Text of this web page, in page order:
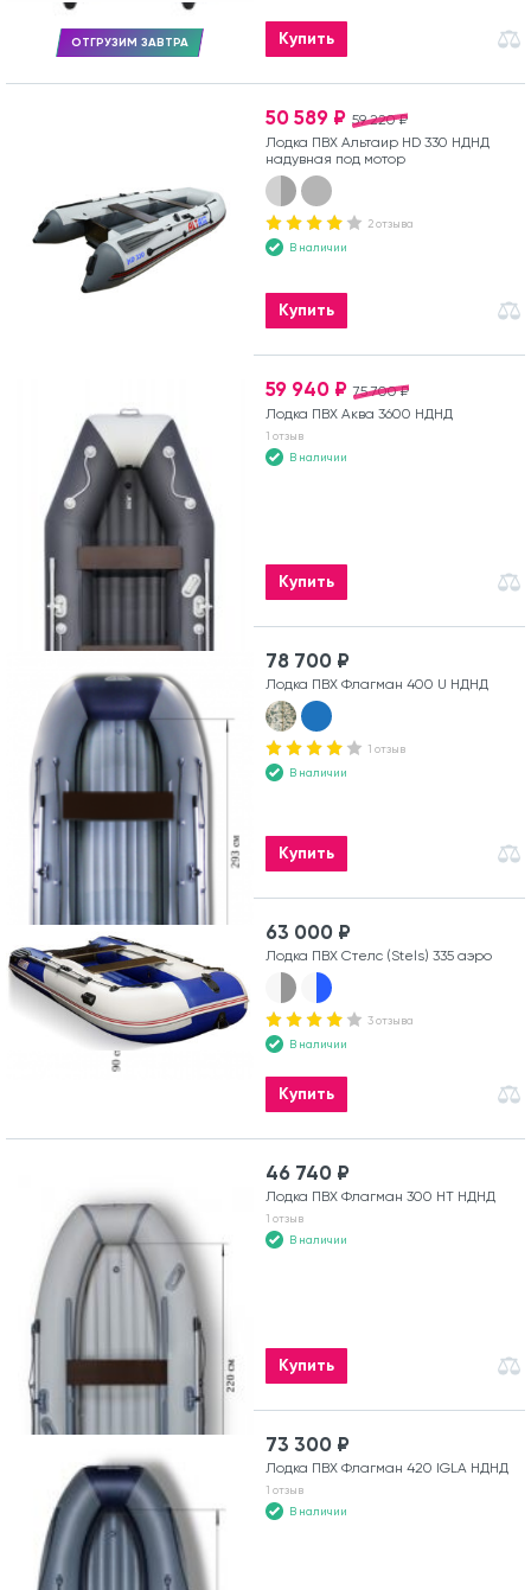
ОТГРУЗИМ ЗАВТРА Купить
59 220 ₽
50 589 ₽
Лодка ПВХ Альтаир HD 330 НДНД
надувная под мотор
2 отзыва
В наличии
Купить
75 700 ₽
59 940 ₽
Лодка ПВХ Аква 3600 НДНД
1 отзыв
В наличии
Купить
78 700 ₽
Лодка ПВХ Флагман 400 U НДНД
1 отзыв
В наличии
Купить
63 000 ₽
Лодка ПВХ Стелс (Stels) 335 аэро
3 отзыва
В наличии
Купить
46 740 ₽
Лодка ПВХ Флагман 300 HT НДНД
1 отзыв
В наличии
Купить
73 300 ₽
Лодка ПВХ Флагман 420 IGLA НДНД
1 отзыв
В наличии